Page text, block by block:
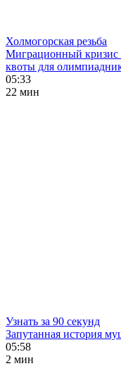
Холмогорская резьба
Миграционный кризис
квоты для
05:33
22 мин
Узнать за 90 секунд
Запутанная история
05:58
2 мин